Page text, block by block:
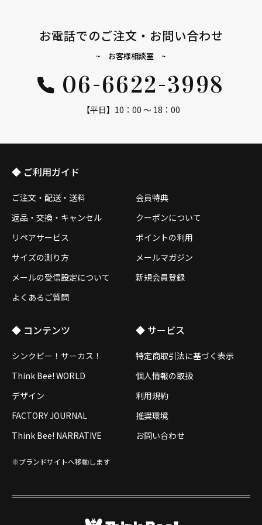
お電話でのご注文・お問い合わせ
~ お客様相談室 ~
06-6622-3998
【平日】10：00 ～ 18：00
◆ ご利用ガイド
ご注文・配送・送料
返品・交換・キャンセル
リペアサービス
サイズの測り方
メールの受信設定について
よくあるご質問
会員特典
クーポンについて
ポイントの利用
メールマガジン
新規会員登録
◆ コンテンツ
シンクビー！サーカス！
Think Bee! WORLD
デザイン
FACTORY JOURNAL
Think Bee! NARRATIVE
※ブランドサイトへ移動します
◆ サービス
特定商取引法に基づく表示
個人情報の取扱
利用規約
推奨環境
お問い合わせ